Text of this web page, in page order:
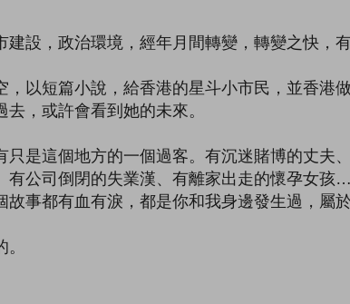
設，政治環境，經年月間轉變，轉變之快，
以短篇小說，給香港的星斗小市民，並香港
，或許會看到她的未來。
是這個地方的一個過客。有沉迷賭博的丈夫
有公司倒閉的失業漢、有離家出走的懷孕女
事都有血有淚，都是你和我身邊發生過，屬於